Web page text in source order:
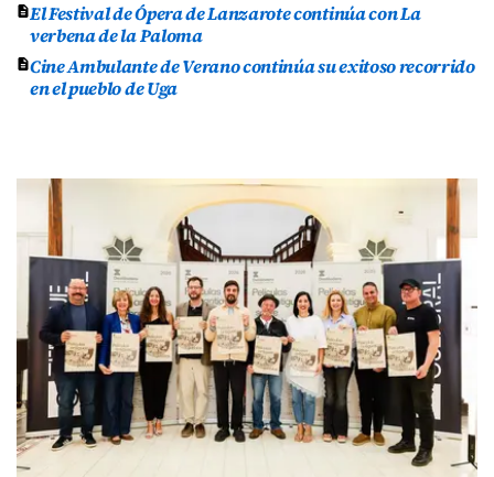
El Festival de Ópera de Lanzarote continúa con La
verbena de la Paloma
Cine Ambulante de Verano continúa su exitoso recorrido
en el pueblo de Uga